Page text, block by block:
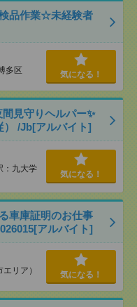
品作業☆未経験者
多区 気になる！
間見守りヘルパー✨
） /Jb[アルバイト]
：九大学
気になる！
車庫証明のお仕事
アルバイト]
リア） 気になる！